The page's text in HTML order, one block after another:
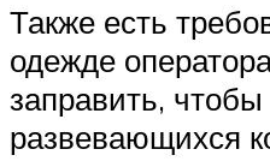
Также есть
одежде
заправить,
развевающихся